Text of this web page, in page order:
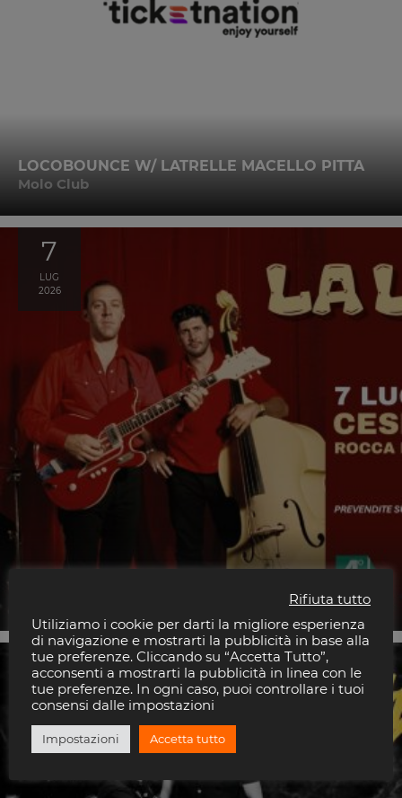
LOCOBOUNCE W/ LATRELLE MACELLO PITTA
Molo Club
7
LUG
2026
25
LUG
2026
Rifiuta tutto
Utiliziamo i cookie per darti la migliore esperienza
di navigazione e mostrarti la pubblicità in base alla
tue preferenze. Cliccando su “Accetta Tutto”,
acconsenti a mostrarti la pubblicità in linea con le
tue preferenze. In ogni caso, puoi controllare i tuoi
consensi dalle impostazioni
Impostazioni Accetta tutto